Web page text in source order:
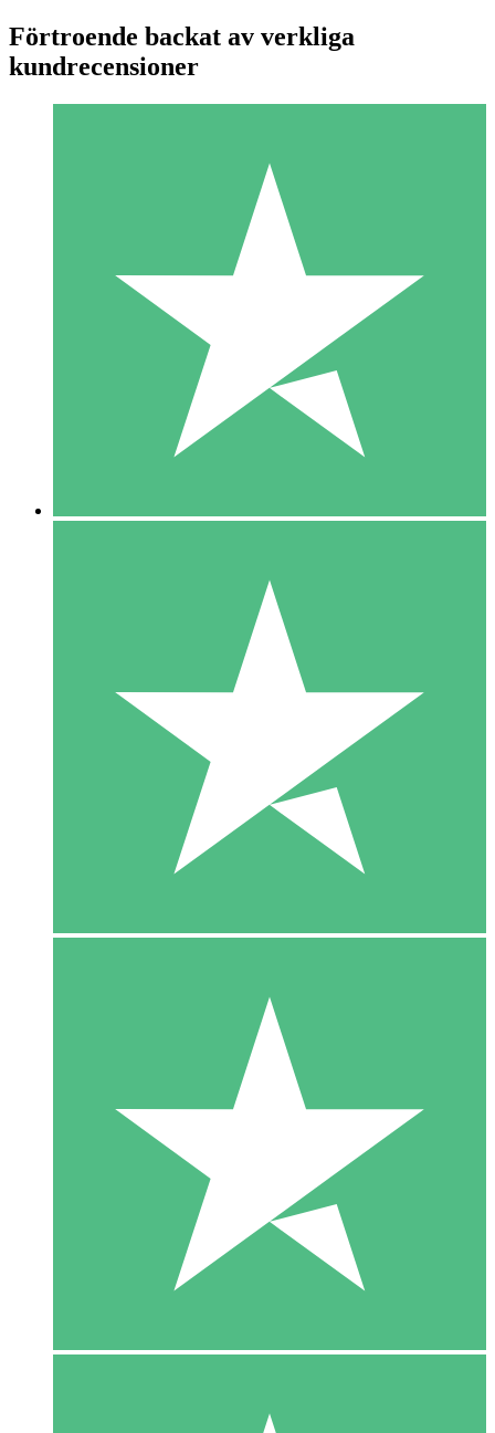
Individuella Kreditpaket
Betala per användning med nedladdningskrediter. Inget
1 Nedladdningar
10 00
10 Nedladdningar
20 00
Förtroende backat av verkliga
kundrecensioner